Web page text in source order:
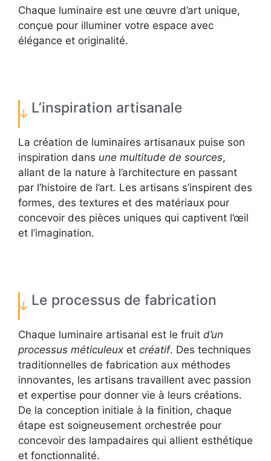
Chaque luminaire est une œuvre d’art unique,
conçue pour illuminer votre espace avec
élégance et originalité.
L’inspiration artisanale
La création de luminaires artisanaux puise son
inspiration dans une multitude de sources,
allant de la nature à l’architecture en passant
par l’histoire de l’art. Les artisans s’inspirent des
formes, des textures et des matériaux pour
concevoir des pièces uniques qui captivent l’œil
et l’imagination.
Le processus de fabrication
Chaque luminaire artisanal est le fruit d’un
processus méticuleux et créatif. Des techniques
traditionnelles de fabrication aux méthodes
innovantes, les artisans travaillent avec passion
et expertise pour donner vie à leurs créations.
De la conception initiale à la finition, chaque
étape est soigneusement orchestrée pour
concevoir des lampadaires qui allient esthétique
et fonctionnalité.